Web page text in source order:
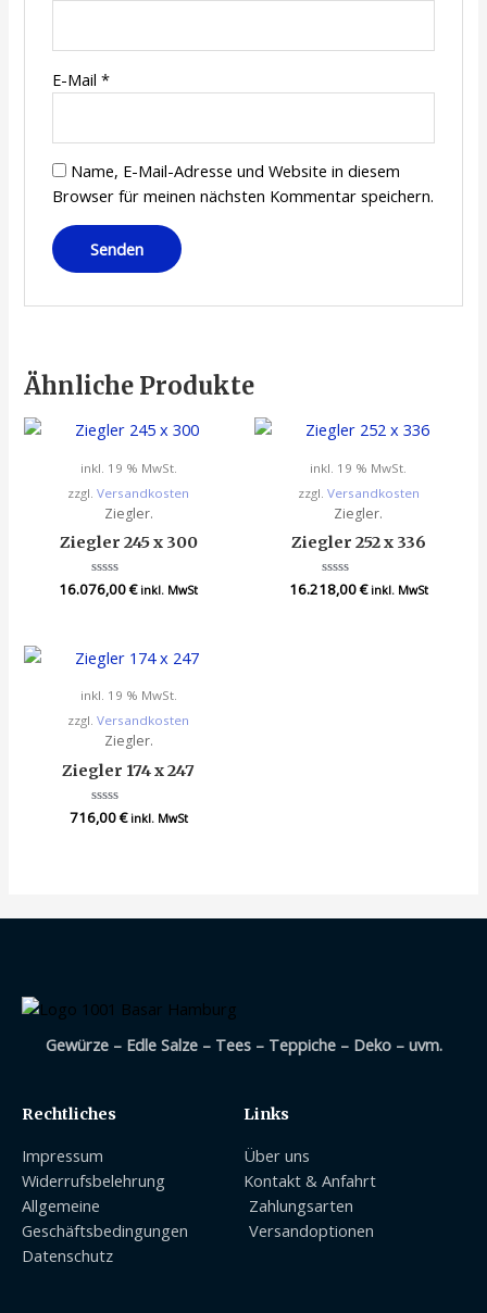
E-Mail *
Name, E-Mail-Adresse und Website in diesem
Browser für meinen nächsten Kommentar speichern.
Ähnliche Produkte
inkl. 19 % MwSt.
zzgl.Versandkosten
Ziegler.
Ziegler 245 x 300
Bewertet
mit
16.076,00€ inkl. MwSt
inkl. 19 % MwSt.
zzgl. Versandkosten
Ziegler.
Ziegler 252 x 336
Bewertet
mit
16.218,00€ inkl. MwSt
inkl. 19 % MwSt.
zzgl.Versandkosten
Ziegler.
Ziegler 174 x 247
Bewertet
mit
716,00€ inkl. MwSt
Gewürze – Edle Salze – Tees – Teppiche – Deko – uvm.
Rechtliches
Impressum
Widerrufsbelehrung
Allgemeine
Geschäftsbedingungen
Datenschutz
Links
Über uns
Kontakt & Anfahrt
Zahlungsarten
Versandoptionen